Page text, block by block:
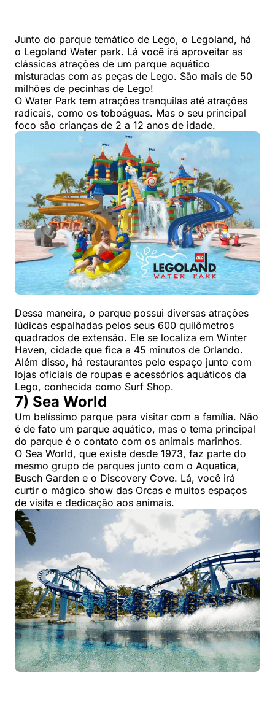
Junto do parque temático de Lego, o Legoland, há
o Legoland Water park. Lá você irá aproveitar as
clássicas atrações de um parque aquático
misturadas com as peças de Lego. São mais de 50
milhões de pecinhas de Lego!
O Water Park tem atrações tranquilas até atrações
radicais, como os toboáguas. Mas o seu principal
foco são crianças de 2 a 12 anos de idade.
Dessa maneira, o parque possui diversas atrações
lúdicas espalhadas pelos seus 600 quilômetros
quadrados de extensão. Ele se localiza em Winter
Haven, cidade que fica a 45 minutos de Orlando.
Além disso, há restaurantes pelo espaço junto com
lojas oficiais de roupas e acessórios aquáticos da
Lego, conhecida como Surf Shop.
7) Sea World
Um belíssimo parque para visitar com a família. Não
é de fato um parque aquático, mas o tema principal
do parque é o contato com os animais marinhos.
O Sea World, que existe desde 1973, faz parte do
mesmo grupo de parques junto com o Aquatica,
Busch Garden e o Discovery Cove. Lá, você irá
curtir o mágico show das Orcas e muitos espaços
de visita e dedicação aos animais.